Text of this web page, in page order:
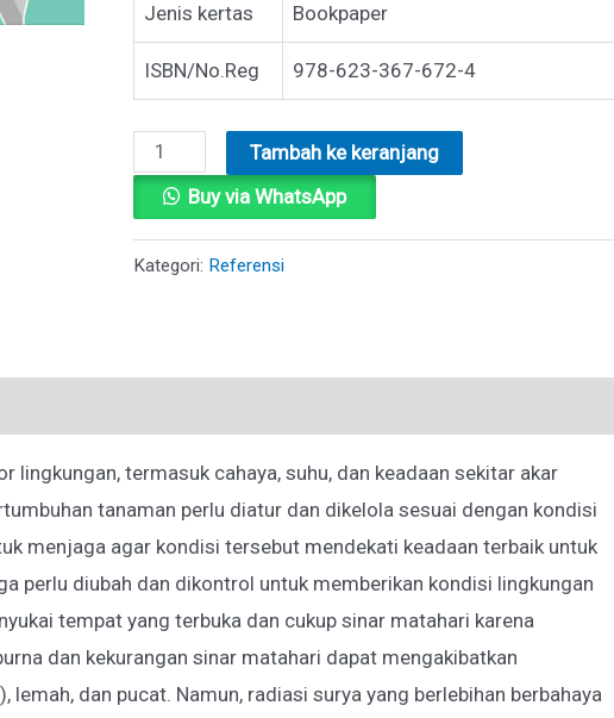
Jenis kertas Bookpaper
ISBN/No.Reg 978-623-367-672-4
Kuantitas
IMPLEMENTASI
SISTEM
KENDALI
PADA
BUDIDAYA
HIRODPONIK
DI
GREENHOUSE
Tambah ke keranjang
Buy via WhatsApp
Kategori: Referensi
lingkungan, termasuk cahaya, suhu, dan keadaan sekitar akar
tanaman perlu diatur dan dikelola sesuai dengan kondisi
menjaga agar kondisi tersebut mendekati keadaan terbaik untuk
perlu diubah dan dikontrol untuk memberikan kondisi lingkungan
tempat yang terbuka dan cukup sinar matahari karena
dan kekurangan sinar matahari dapat mengakibatkan
dan pucat. Namun, radiasi surya yang berlebihan berbahaya